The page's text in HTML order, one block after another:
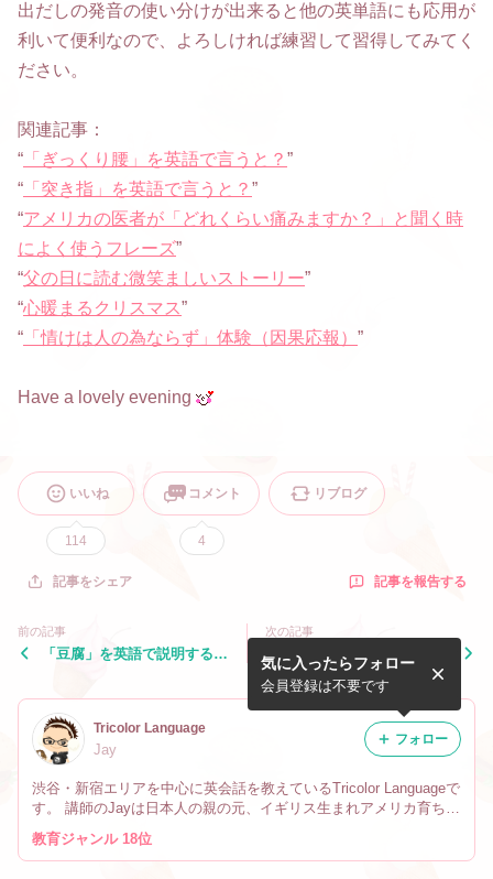
出だしの発音の使い分けが出来ると他の英単語にも応用が
利いて便利なので、よろしければ練習して習得してみてく
ださい。
関連記事：
“ 「ぎっくり腰」を英語で言うと？ ”
“ 「突き指」を英語で言うと？ ”
“アメリカの医者が「どれくらい痛みますか？」と聞く時
によく使うフレーズ”
“父の日に読む微笑ましいストーリー”
“心暖まるクリスマス”
“ 「情けは人の為ならず」体験（因果応報） ”
Have a lovely evening
いいね
114
コメント
4
リブログ
記事をシェア 記事を報告する
前の記事
「豆腐」を英語で説明する
次の記事
「お粥」を英語で言うと？
Tricolor Language
Jay
渋谷・新宿エリアを中心に英会話を教えているTricolor Languageで
す。 講師のJayは日本人の親の元、イギリス生まれアメリカ育ちで
す。 なので英会話だけでなく、文化や英語の微妙なニュアンスの
違い、海外生活の事も教えています。
気に入ったらフォロー
会員登録は不要です
フォロー
教育ジャンル 18位